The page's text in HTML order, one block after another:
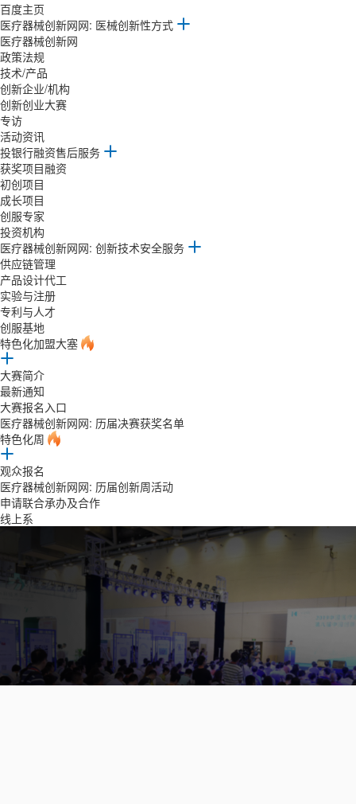
百度主页
医疗器械创新网网: 医械创新性方式
医疗器械创新网
政策法规
技术/产品
创新企业/机构
创新创业大赛
专访
活动资讯
投银行融资售后服务
获奖项目融资
初创项目
成长项目
创服专家
投资机构
医疗器械创新网网: 创新技术安全服务
供应链管理
产品设计代工
实验与注册
专利与人才
创服基地
特色化加盟大塞
大赛简介
最新通知
大赛报名入口
医疗器械创新网网: 历届决赛获奖名单
特色化周
观众报名
医疗器械创新网网: 历届创新周活动
申请联合承办及合作
线上系